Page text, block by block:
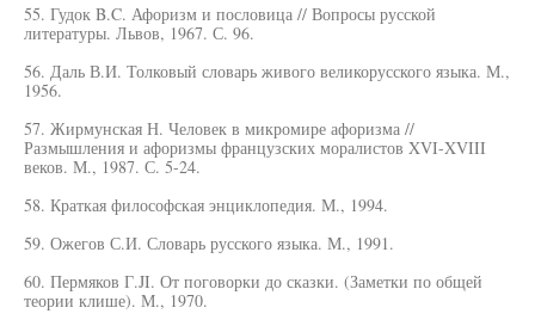
55. Гудок B.C. Афоризм и пословица // Вопросы русской
литературы. Львов, 1967. С. 96.
56. Даль В.И. Толковый словарь живого великорусского языка. М.,
1956.
57. Жирмунская Н. Человек в микромире афоризма //
Размышления и афоризмы французских моралистов XVI-XVIII
веков. М., 1987. С. 5-24.
58. Краткая философская энциклопедия. М., 1994.
59. Ожегов С.И. Словарь русского языка. М., 1991.
60. Пермяков Г.JI. От поговорки до сказки. (Заметки по общей
теории клише). М., 1970.